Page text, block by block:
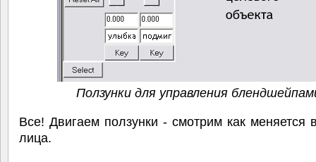
Ползунки для управления
Все! Двигаем ползунки - смотрим как меняется
лица.